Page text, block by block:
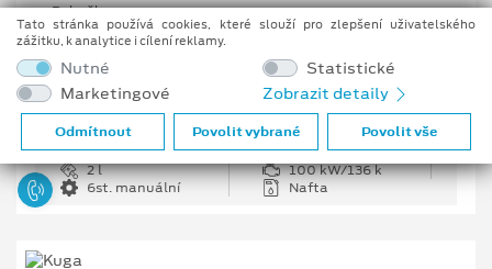
Pobočka
Opava
1 226 335 Kč
Cenové zvýhodnění
404 691 Kč
2 l
100 kW/136 k
6st. manuální
Nafta
Tato stránka používá cookies, které slouží pro zlepšení uživatelského
zážitku, k analytice i cílení reklamy.
Nutné
Statistické
Marketingové
Zobrazit detaily
Odmítnout Povolit vybrané Povolit vše